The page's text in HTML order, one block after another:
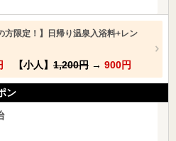
方限定！】日帰り温泉入浴料+レン
【小人】 1,200円 → 900円
ン